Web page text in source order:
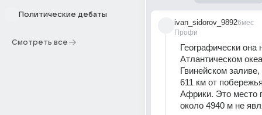
Политические дебаты
Смотреть все
ivan_sidorov_9892
Профи
6мес
Географически она
Атлантическом
Гвинейском
611 км от
Африки. Это место
около 4940 м не